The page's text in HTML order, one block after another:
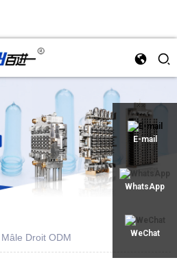
E-mail
WhatsApp
WeChat
Droit ODM